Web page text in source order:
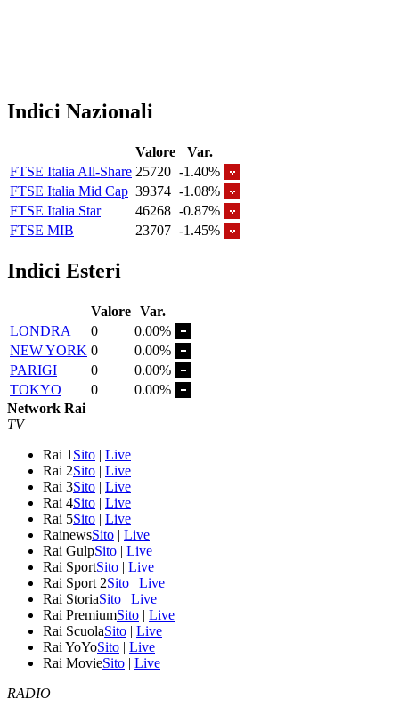
Indici Nazionali
Valore
Var.
FTSE Italia All-Share 25720 -1.40%
FTSE Italia Mid Cap 39374 -1.08%
FTSE Italia Star
46268 -0.87%
FTSE MIB
23707 -1.45%
Indici Esteri
Valore Var.
LONDRA
0
0.00%
NEW YORK 0
0.00%
PARIGI
0
0.00%
TOKYO
0
0.00%
Network Rai
TV
Rai 1 Sito | Live
Rai 2Sito | Live
Rai 3Sito | Live
Rai 4Sito | Live
Rai 5Sito | Live
RainewsSito | Live
Rai GulpSito | Live
Rai SportSito | Live
Rai Sport 2Sito | Live
Rai StoriaSito | Live
Rai PremiumSito | Live
Rai ScuolaSito | Live
Rai YoYoSito | Live
Rai MovieSito | Live
RADIO